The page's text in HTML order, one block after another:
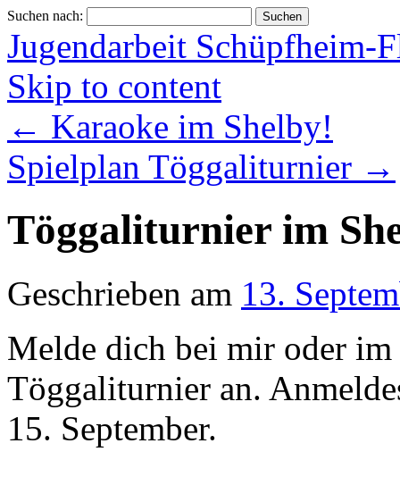
Suchen nach:
Jugendarbeit Schüpfheim-
Skip to content
← Karaoke im Shelby!
Spielplan Töggaliturnier →
Töggaliturnier im
Geschrieben am 13.
Melde dich bei mir oder
Töggaliturnier an.
15. September.